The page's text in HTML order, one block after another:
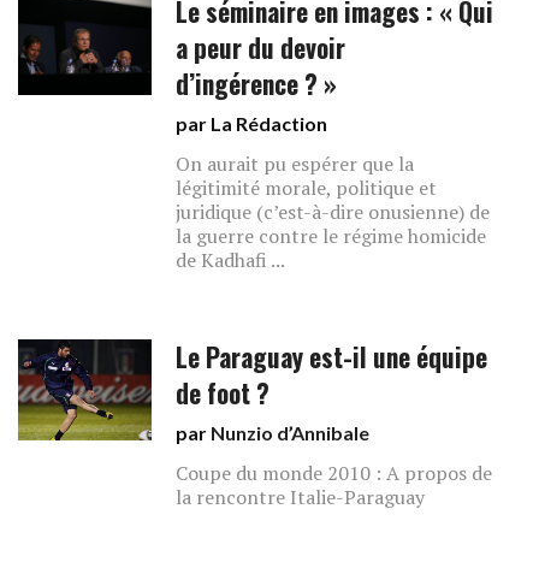
Le séminaire en images : « Qui
a peur du devoir
d’ingérence ? »
par La Rédaction
On aurait pu espérer que la
légitimité morale, politique et
juridique (c’est-à-dire onusienne) de
la guerre contre le régime homicide
de Kadhafi ...
Le Paraguay est-il une équipe
de foot ?
par Nunzio d’Annibale
Coupe du monde 2010 : A propos de
la rencontre Italie-Paraguay